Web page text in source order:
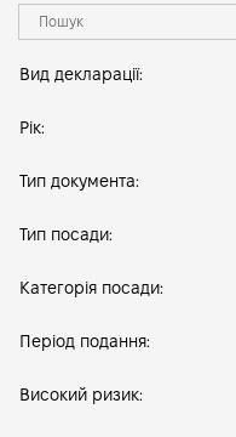
Вид декларації:
Рік:
Тип документа:
Тип посади:
Категорія посади:
Період подання:
Високий ризик: